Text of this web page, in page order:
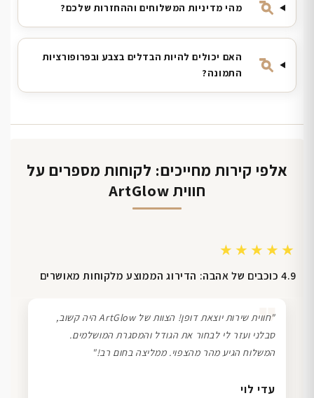
מהי מדיניות המשלוחים וההחזרות שלכם?
האם יכולים להיות הבדלים בצבע ובפרופורציות
התמונה?
אלפי קירות מחייכים: לקוחות מספרים על
חווית ArtGlow
★★★★★
4.9 כוכבים של אהבה: הדירוג הממוצע מלקוחות מאושרים
שרון כהן
❞
"חווית שירות יוצאת דופן! הצוות של ArtGlow היה קשוב,
סבלני ועזר לי לבחור את הגודל והמסגרת המושלמים.
המשלוח הגיע מהר מהצפוי. ממליצה בחום רב!"
עדי לוי
דנה גל
ליאת ויוסי מ.